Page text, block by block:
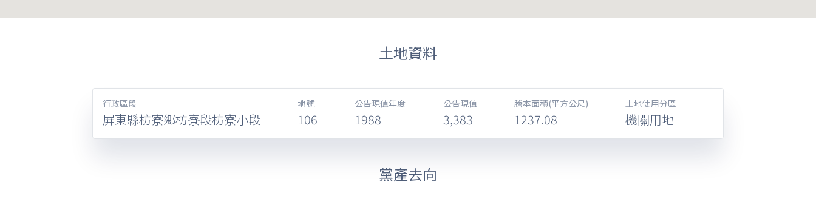
土地資料
行政區段
屏東縣枋寮鄉枋寮段枋寮小段
地號
106
公告現值年度
1988
公告現值
3,383
謄本面積(平方公尺)
1237.08
土地使用分區
機關用地
黨產去向